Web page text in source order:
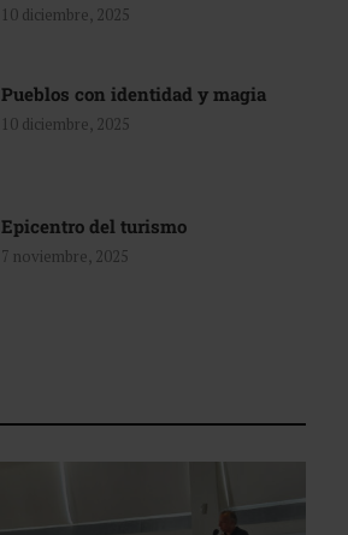
10 diciembre, 2025
Pueblos con identidad y magia
10 diciembre, 2025
Epicentro del turismo
7 noviembre, 2025